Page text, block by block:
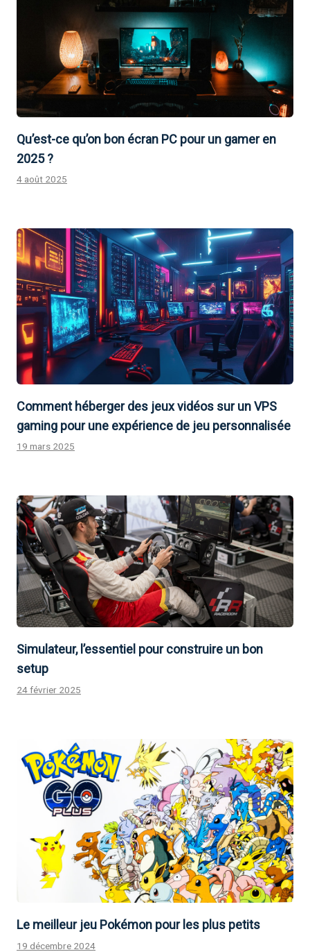
Qu’est-ce qu’on bon écran PC pour un gamer en
2025 ?
4 août 2025
Comment héberger des jeux vidéos sur un VPS
gaming pour une expérience de jeu personnalisée
19 mars 2025
Simulateur, l’essentiel pour construire un bon
setup
24 février 2025
Le meilleur jeu Pokémon pour les plus petits
19 décembre 2024